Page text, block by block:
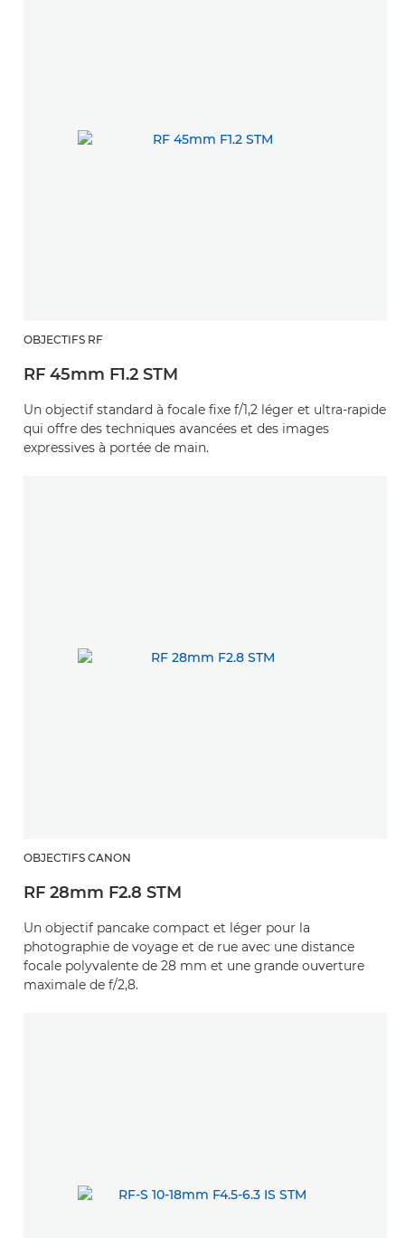
OBJECTIFS RF
RF 45mm F1.2 STM
Un objectif standard à focale fixe f/1,2 léger et ultra-rapide
qui offre des techniques avancées et des images
expressives à portée de main.
OBJECTIFS CANON
RF 28mm F2.8 STM
Un objectif pancake compact et léger pour la
photographie de voyage et de rue avec une distance
focale polyvalente de 28 mm et une grande ouverture
maximale de f/2,8.